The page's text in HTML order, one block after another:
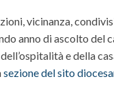
vicinanza,
anno di ascolto del
e della
sezione del sito